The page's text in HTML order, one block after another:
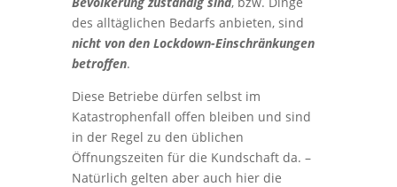
des alltäglichen Bedarfs anbieten, sind
nicht von den Lockdown-Einschränkungen
betroffen.
Diese Betriebe dürfen selbst im
Katastrophenfall offen bleiben und sind
in der Regel zu den üblichen
Öffnungszeiten für die Kundschaft da. –
Natürlich gelten aber auch hier die